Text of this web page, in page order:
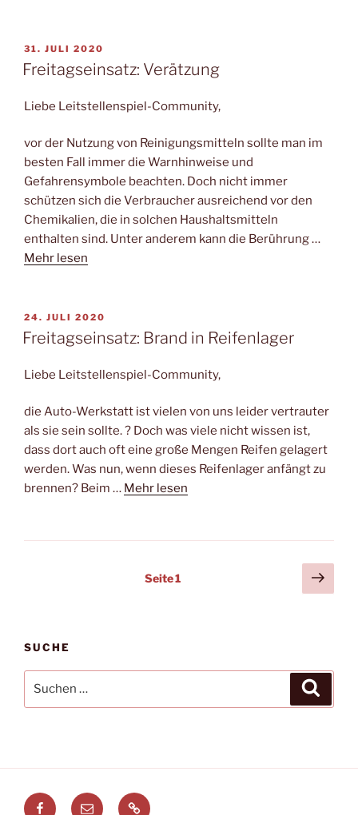
VERÖFFENTLICHT
AM
31. JULI 2020
Freitagseinsatz: Verätzung
Liebe Leitstellenspiel-Community,
vor der Nutzung von Reinigungsmitteln sollte man im
besten Fall immer die Warnhinweise und
Gefahrensymbole beachten. Doch nicht immer
schützen sich die Verbraucher ausreichend vor den
Chemikalien, die in solchen Haushaltsmitteln
enthalten sind. Unter anderem kann die Berührung …
Mehr lesen
VERÖFFENTLICHT
AM
24. JULI 2020
Freitagseinsatz: Brand in Reifenlager
Liebe Leitstellenspiel-Community,
die Auto-Werkstatt ist vielen von uns leider vertrauter
als sie sein sollte. ? Doch was viele nicht wissen ist,
dass dort auch oft eine große Mengen Reifen gelagert
werden. Was nun, wenn dieses Reifenlager anfängt zu
brennen? Beim … Mehr lesen
Seitennummerierung
Seite1
SUCHE
nach:
Facebook
E-
Leitstellenspiel.de